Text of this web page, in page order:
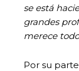
se está
grandes
merece
Por su